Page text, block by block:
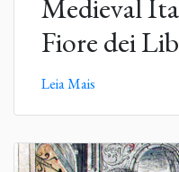
Medieval
Fiore dei
Leia Mais